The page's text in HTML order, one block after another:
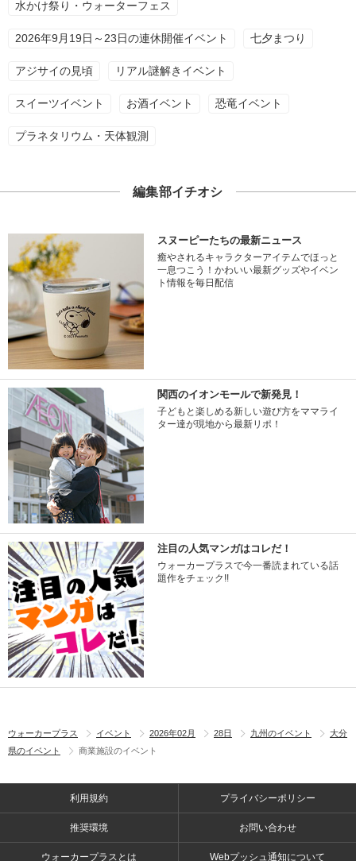
水かけ祭り・ウォーターフェス
2026年9月19日～23日の連休開催イベント 七夕まつり
アジサイの見頃 リアル謎解きイベント
スイーツイベント お酒イベント 恐竜イベント
プラネタリウム・天体観測
編集部イチオシ
スヌーピーたちの最新ニュース
癒やされるキャラクターアイテムでほっと
一息つこう！かわいい最新グッズやイベン
ト情報を毎日配信
関西のイオンモールで新発見！
子どもと楽しめる新しい遊び方をママライ
ター達が現地から最新リポ！
注目の人気マンガはコレだ！
ウォーカープラスで今一番読まれている話
題作をチェック!!
ウォーカープラス イベント 2026年02月 28日 九州のイベント
大分
県のイベント
商業施設のイベント
利用規約 プライバシーポリシー
推奨環境 お問い合わせ
ウォーカープラスとは Webプッシュ通知について